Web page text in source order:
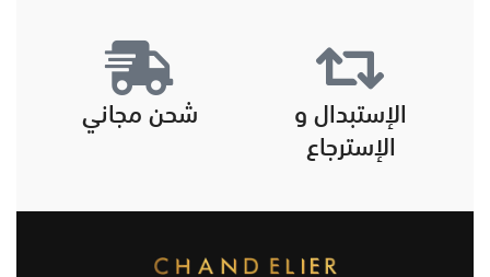
الإستبدال و
الإسترجاع
شحن مجاني